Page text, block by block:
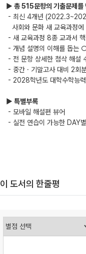
▶ 총 515문항의 기출문제를
- 최신 4개년
사회와 문화 새 교육과정
- 새 교육과정 8종 교과서
- 개념 설명의 이해를 돕는
- 전 문항 상세한 첨삭 해설
- 중간 · 기말고사 대비 2회
- 2028학년도 대학수학능
▶ 특별부록
- 모바일 해설편 뷰어
- 실전 연습이 가능한 DAY
이 도서의 한줄평